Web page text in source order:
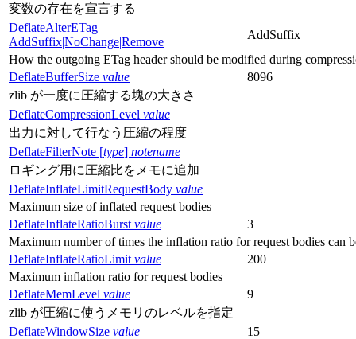
変数の存在を宣言する
DeflateAlterETag
AddSuffix|NoChange|Remove
AddSuffix
How the outgoing ETag header should be modified during
DeflateBufferSize value
8096
zlib が一度に圧縮する塊の大きさ
DeflateCompressionLevel value
出力に対して行なう圧縮の程度
DeflateFilterNote [type] notename
ロギング用に圧縮比をメモに追加
DeflateInflateLimitRequestBody value
Maximum size of inflated request bodies
DeflateInflateRatioBurst value
3
Maximum number of times the inflation ratio for request bodies can
DeflateInflateRatioLimit value
200
Maximum inflation ratio for request bodies
DeflateMemLevel value
9
zlib が圧縮に使うメモリのレベルを指定
DeflateWindowSize value
15